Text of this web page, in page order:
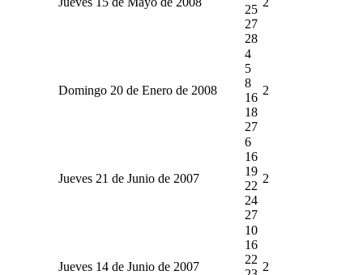
25
27
28
Domingo 20 de Enero de 2008
4
5
8
16
18
27
2
Jueves 21 de Junio de 2007
6
16
19
22
24
27
2
Jueves 14 de Junio de 2007
10
16
22
2